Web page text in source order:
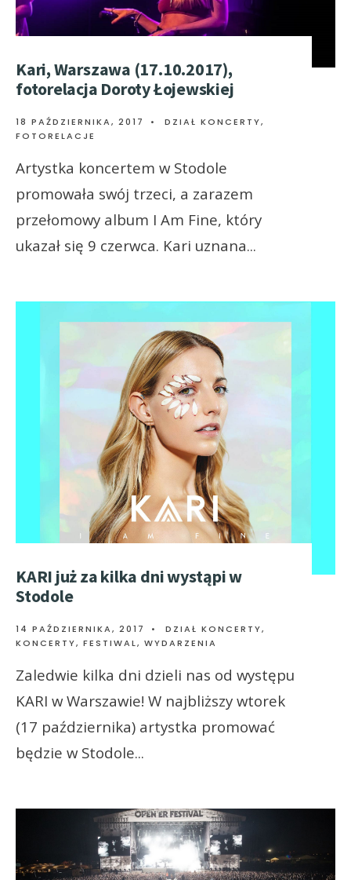
Kari, Warszawa (17.10.2017),
fotorelacja Doroty Łojewskiej
18 PAŹDZIERNIKA, 2017 • DZIAŁ KONCERTY,
FOTORELACJE
Artystka koncertem w Stodole
promowała swój trzeci, a zarazem
przełomowy album I Am Fine, który
ukazał się 9 czerwca. Kari uznana...
KARI już za kilka dni wystąpi w
Stodole
14 PAŹDZIERNIKA, 2017 • DZIAŁ KONCERTY,
KONCERTY, FESTIWAL, WYDARZENIA
Zaledwie kilka dni dzieli nas od występu
KARI w Warszawie! W najbliższy wtorek
(17 października) artystka promować
będzie w Stodole...